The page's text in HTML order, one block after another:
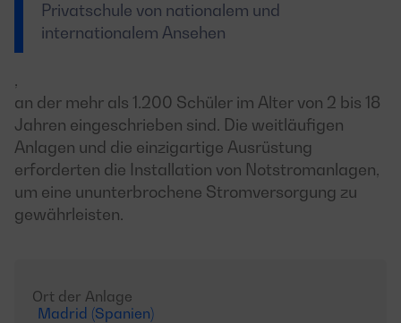
Privatschule von nationalem und
internationalem Ansehen
,
an der mehr als 1.200 Schüler im Alter von 2 bis 18
Jahren eingeschrieben sind. Die weitläufigen
Anlagen und die einzigartige Ausrüstung
erforderten die Installation von Notstromanlagen,
um eine ununterbrochene Stromversorgung zu
gewährleisten.
Ort der Anlage
Madrid (Spanien)